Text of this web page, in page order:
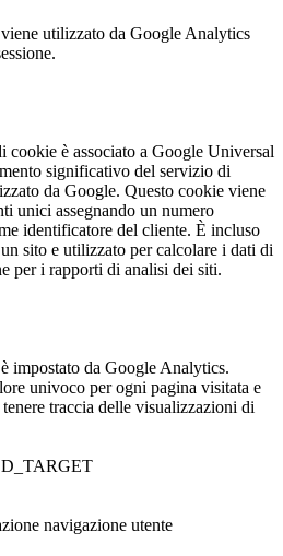
utilizzato da Google Analytics
cookie è associato a Google Universal
significativo del servizio di
da Google. Questo cookie viene
unici assegnando un numero
identificatore del cliente. È incluso
sito e utilizzato per calcolare i dati di
per i rapporti di analisi dei siti.
impostato da Google Analytics.
univoco per ogni pagina visitata e
traccia delle visualizzazioni di
navigazione utente